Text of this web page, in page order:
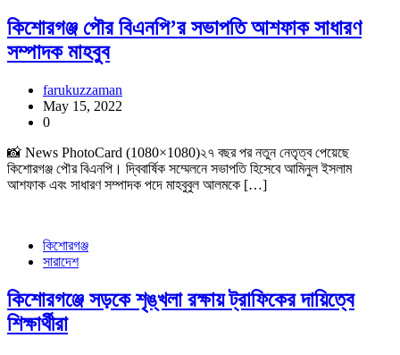
কিশোরগঞ্জ পৌর বিএনপি’র সভাপতি আশফাক সাধারণ
সম্পাদক মাহবুব
farukuzzaman
May 15, 2022
0
📸 News PhotoCard (1080×1080)২৭ বছর পর নতুন নেতৃত্ব পেয়েছে
কিশোরগঞ্জ পৌর বিএনপি। দ্বিবার্ষিক সম্মেলনে সভাপতি হিসেবে আমিনুল ইসলাম
আশফাক এবং সাধারণ সম্পাদক পদে মাহবুবুল আলমকে […]
কিশোরগঞ্জ
সারাদেশ
কিশোরগঞ্জে সড়কে শৃঙ্খলা রক্ষায় ট্রাফিকের দায়িত্বে
শিক্ষার্থীরা